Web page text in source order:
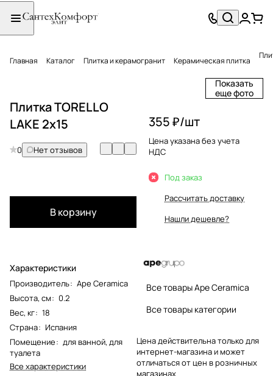
Главная Каталог Плитка и керамогранит Керамическая плитка
Показать
еще фото
Плитка TORELLO
LAKE 2x15
0 Нет отзывов
В корзину
Характеристики
Производитель: Ape Ceramica
Высота, см: 0.2
Вес, кг: 18
Страна: Испания
Помещение: для ванной, для
туалета
Все характеристики
355 ₽/шт
Цена указана без учета
НДС
Под заказ
Рассчитать доставку
Нашли дешевле?
Все товары Ape Ceramica
Все товары категории
Цена действительна только для
интернет-магазина и может
отличаться от цен в розничных
магазинах